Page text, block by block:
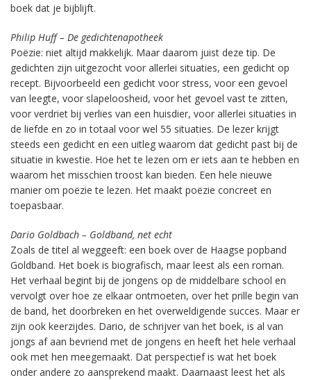
boek dat je bijblijft.
Philip Huff – De gedichtenapotheek
Poëzie: niet altijd makkelijk. Maar daarom juist deze tip. De
gedichten zijn uitgezocht voor allerlei situaties, een gedicht op
recept. Bijvoorbeeld een gedicht voor stress, voor een gevoel
van leegte, voor slapeloosheid, voor het gevoel vast te zitten,
voor verdriet bij verlies van een huisdier, voor allerlei situaties in
de liefde en zo in totaal voor wel 55 situaties. De lezer krijgt
steeds een gedicht en een uitleg waarom dat gedicht past bij de
situatie in kwestie. Hoe het te lezen om er iets aan te hebben en
waarom het misschien troost kan bieden. Een hele nieuwe
manier om poëzie te lezen. Het maakt poëzie concreet en
toepasbaar.
Dario Goldbach – Goldband, net echt
Zoals de titel al weggeeft: een boek over de Haagse popband
Goldband. Het boek is biografisch, maar leest als een roman.
Het verhaal begint bij de jongens op de middelbare school en
vervolgt over hoe ze elkaar ontmoeten, over het prille begin van
de band, het doorbreken en het overweldigende succes. Maar er
zijn ook keerzijdes. Dario, de schrijver van het boek, is al van
jongs af aan bevriend met de jongens en heeft het hele verhaal
ook met hen meegemaakt. Dat perspectief is wat het boek
onder andere zo aansprekend maakt. Daarnaast leest het als